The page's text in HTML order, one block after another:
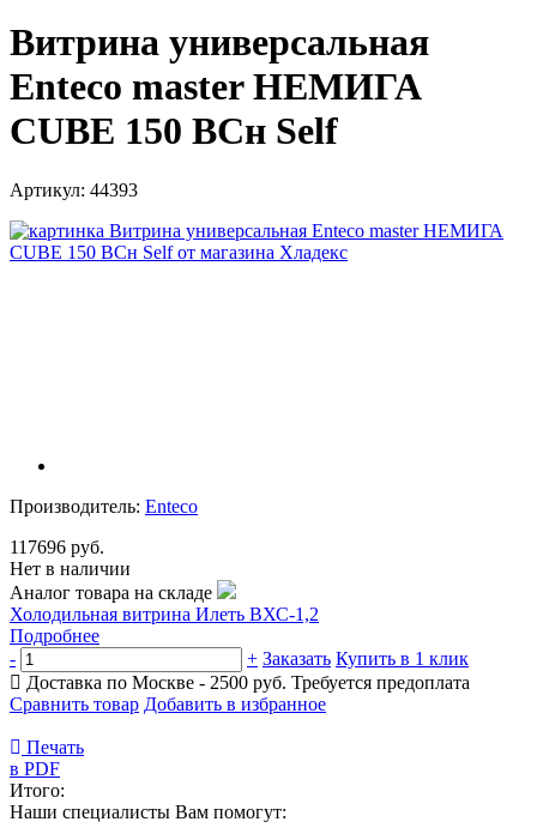
Витрина универсальная
Enteco master НЕМИГА
CUBE 150 ВСн Self
Артикул: 44393
Производитель: Enteco
117696 руб.
Нет в наличии
Аналог товара на складе
Холодильная витрина Илеть ВХС-1,2
Подробнее
-
+ Заказать Купить в 1 клик
Доставка по Москве - 2500 руб. Требуется предоплата
Сравнить товар Добавить в избранное
Печать
в PDF
Итого:
Наши специалисты Вам помогут: